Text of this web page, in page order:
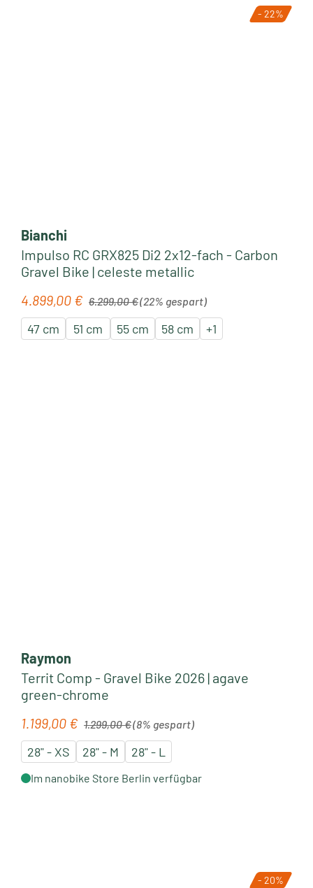
- 22%
Bianchi
Impulso RC GRX825 Di2 2x12-fach - Carbon
Gravel Bike | celeste metallic
Verkaufspreis:
4.899,00 € 6.299,00 €(22% gespart)
47 cm 51 cm 55 cm 58 cm +1
Raymon
Territ Comp - Gravel Bike 2026 | agave
green-chrome
Verkaufspreis:
1.199,00 € Regulärer Preis:
1.299,00 €(8% gespart)
28" - XS 28" - M 28" - L
Im nanobike Store Berlin verfügbar
- 20%